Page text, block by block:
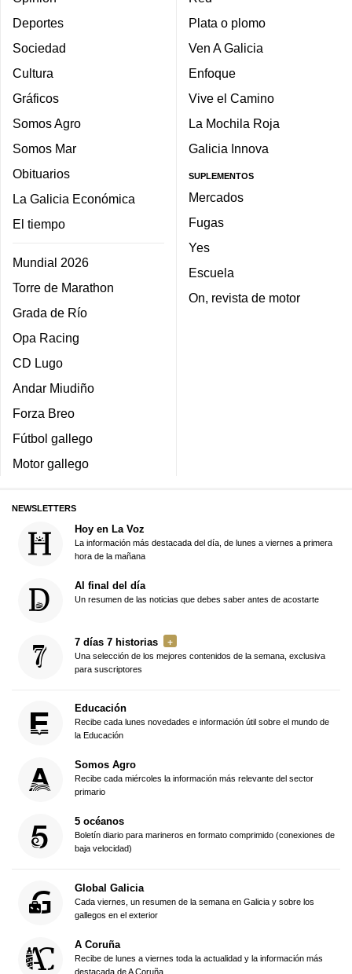
Deportes
Sociedad
Cultura
Gráficos
Somos Agro
Somos Mar
Obituarios
La Galicia Económica
El tiempo
Mundial 2026
Torre de Marathon
Grada de Río
Opa Racing
CD Lugo
Andar Miudiño
Forza Breo
Fútbol gallego
Motor gallego
Plata o plomo
Ven A Galicia
Enfoque
Vive el Camino
La Mochila Roja
Galicia Innova
SUPLEMENTOS
Mercados
Fugas
Yes
Escuela
On, revista de motor
NEWSLETTERS
Hoy en La Voz
La información más destacada del día, de lunes a viernes a primera
hora de la mañana
Al final del día
Un resumen de las noticias que debes saber antes de acostarte
7 días 7 historias
Una selección de los mejores contenidos de la semana, exclusiva
para suscriptores
Educación
Recibe cada lunes novedades e información útil sobre el mundo de
la Educación
Somos Agro
Recibe cada miércoles la información más relevante del sector
primario
5 océanos
Boletín diario para marineros en formato comprimido (conexiones de
baja velocidad)
Global Galicia
Cada viernes, un resumen de la semana en Galicia y sobre los
gallegos en el exterior
A Coruña
Recibe de lunes a viernes toda la actualidad y la información más
destacada de A Coruña